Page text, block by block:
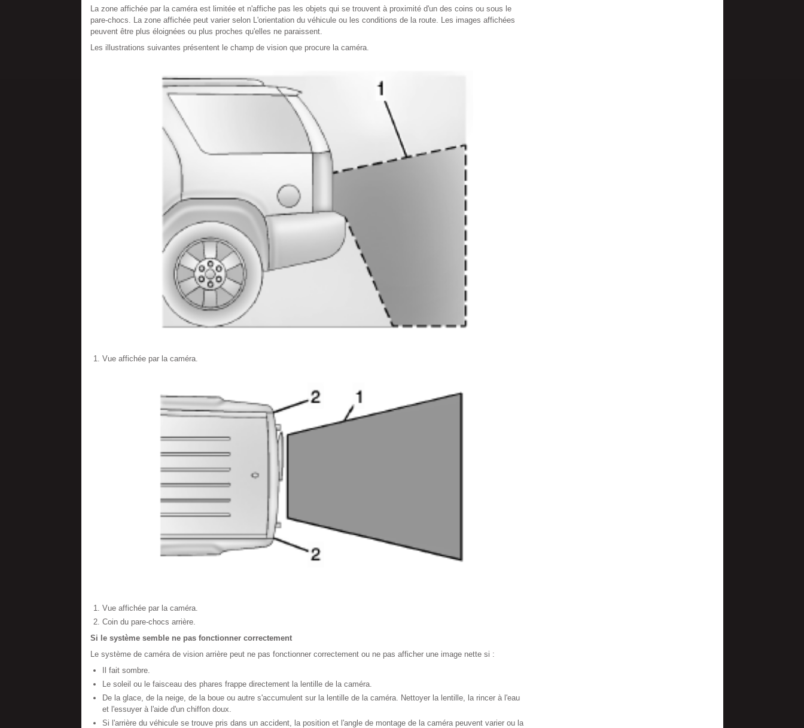
La zone affichée par la caméra est limitée et n'affiche pas les objets qui se trouvent à proximité d'un des coins ou sous le
pare-chocs. La zone affichée peut varier selon L'orientation du véhicule ou les conditions de la route. Les images affichées
peuvent être plus éloignées ou plus proches qu'elles ne paraissent.
Les illustrations suivantes présentent le champ de vision que procure la caméra.
Vue affichée par la caméra.
Vue affichée par la caméra.
Coin du pare-chocs arrière.
Si le système semble ne pas fonctionner correctement
Le système de caméra de vision arrière peut ne pas fonctionner correctement ou ne pas afficher une image nette si :
Il fait sombre.
Le soleil ou le faisceau des phares frappe directement la lentille de la caméra.
De la glace, de la neige, de la boue ou autre s'accumulent sur la lentille de la caméra. Nettoyer la lentille, la rincer à l'eau
et l'essuyer à l'aide d'un chiffon doux.
Si l'arrière du véhicule se trouve pris dans un accident, la position et l'angle de montage de la caméra peuvent varier ou la